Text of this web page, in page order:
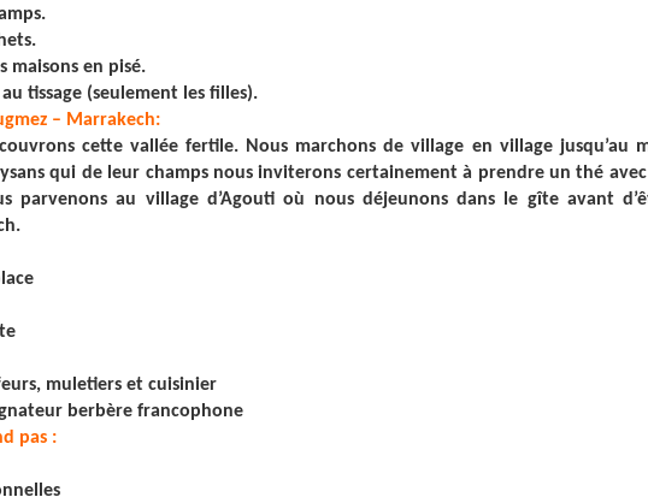
maisons en pisé.
tissage (seulement les filles).
– Marrakech:
cette vallée fertile. Nous marchons de village en village jusqu’au
qui de leur champs nous inviterons certainement à prendre un thé
parvenons au village d’Agouti où nous déjeunons dans le gîte avant
muletiers et cuisinier
berbère francophone
pas :